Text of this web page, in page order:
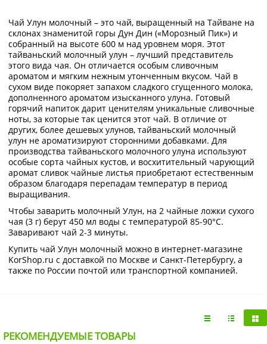
Чай Улун молочный – это чай, выращенный на Тайване на
склонах знаменитой горы Дун Дин («Морозный Пик») и
собранный на высоте 600 м над уровнем моря. Этот
тайваньский молочный улун – лучший представитель
этого вида чая. Он отличается особым сливочным
ароматом и мягким нежным утонченным вкусом. Чай в
сухом виде покоряет запахом сладкого сгущенного молока,
дополненного ароматом изысканного улуна. Готовый
горячий напиток дарит ценителям уникальные сливочные
ноты, за которые так ценится этот чай. В отличие от
других, более дешевых улунов, тайваньский молочный
улун не ароматизируют сторонними добавками. Для
производства тайваньского молочного улуна используют
особые сорта чайных кустов, и восхитительный чарующий
аромат сливок чайные листья приобретают естественным
образом благодаря перепадам температур в период
выращивания.
Чтобы заварить молочный Улун, на 2 чайные ложки сухого
чая (3 г) берут 450 мл воды с температурой 85-90°С.
Заваривают чай 2-3 минуты.
Купить чай Улун молочный можно в интернет-магазине
KorShop.ru с доставкой по Москве и Санкт-Петербургу, а
также по России почтой или транспортной компанией.
РЕКОМЕНДУЕМЫЕ ТОВАРЫ